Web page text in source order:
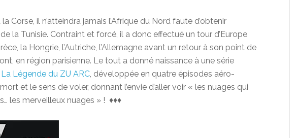
Corse, il n’atteindra jamais l’Afrique du Nord faute d’obtenir
la Tunisie. Contraint et forcé, il a donc effectué un tour d’Europe
la Hongrie, l’Autriche, l’Allemagne avant un retour à son point de
en région parisienne. Le tout a donné naissance à une série
La Légende du ZU ARC , développée en quatre épisodes aéro-
et le sens de voler, donnant l’envie d’aller voir « les nuages qui
les merveilleux nuages » ! ♦♦♦